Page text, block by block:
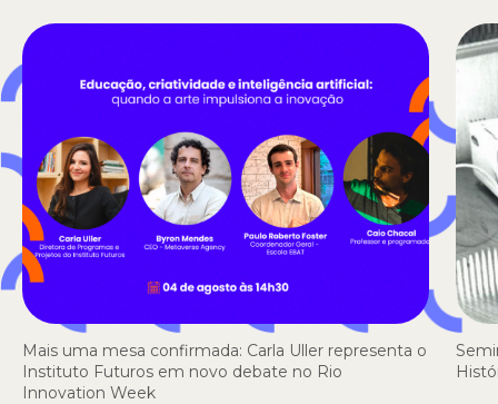
Mais uma mesa confirmada: Carla Uller representa o
Instituto Futuros em novo debate no Rio
Innovation Week